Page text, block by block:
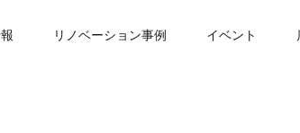
リノベーション事例 イベント